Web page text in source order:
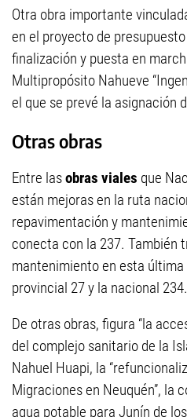
Otra obra importante
en el proyecto de
finalización y puesta en
Multipropósito Nahueve
el que se prevé la asignación
Otras obras
Entre lasobras viales que
están mejoras en la ruta
repavimentación y
conecta con la 237. También
mantenimiento en esta
provincial 27 y la nacional 234.
De otras obras, figura “la
del complejo sanitario de la
Nahuel Huapi, la
Migraciones en Neuquén”, la
agua potable para Junín de